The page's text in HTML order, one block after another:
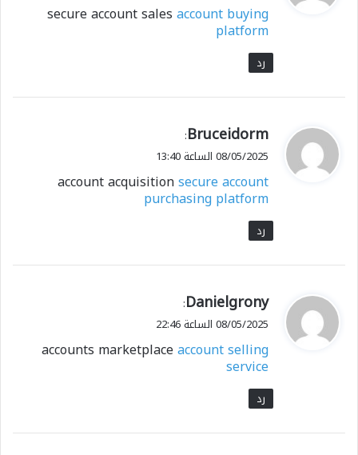
ل
secure account salesaccount buying
platform
رد
ي
ق
ل
Bruceidorm
:
08/05/2025 الساعة 13:40
account acquisitionsecure account
purchasing platform
رد
ي
ق
ل
Danielgrony
:
08/05/2025 الساعة 22:46
accounts marketplaceaccount selling
service
رد